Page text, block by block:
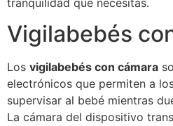
tranquilidad que necesitas.
Vigilabebés
Los vigilabebés con cámara
electrónicos que permiten a
supervisar al bebé mientras
La cámara del dispositivo